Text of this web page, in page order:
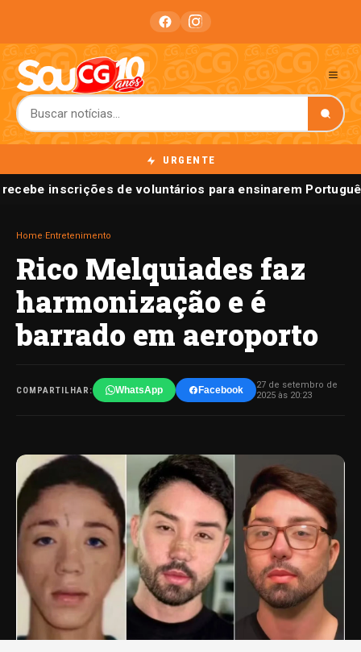
URGENTE
recebe inscrições de voluntários para ensinarem
Home Entretenimento
Rico Melquiades faz
harmonização e é
barrado em aeroporto
COMPARTILHAR: WhatsApp Facebook
27 de setembro de
2025 às 20:23